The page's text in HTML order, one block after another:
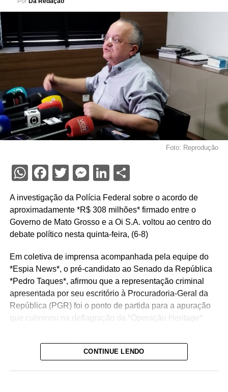
Foto: Reprodução
WhatsApp
Facebook
TwitterMessenger
LinkedIn
A investigação da Polícia Federal sobre o acordo de
aproximadamente *R$ 308 milhões* firmado entre o
Governo de Mato Grosso e a Oi S.A. voltou ao centro do
debate político nesta quinta-feira, (6-8)
Em coletiva de imprensa acompanhada pela equipe do
*Espia News*, o pré-candidato ao Senado da República
*Pedro Taques*, afirmou que a representação criminal
apresentada por seu escritório à Procuradoria-Geral da
República (PGR) foi o ponto de partida para a apuração
que culminou na deflagração da *Operação Heritage*.
análise de documentos que, na avaliação dele, apontam
CONTINUE LENDO